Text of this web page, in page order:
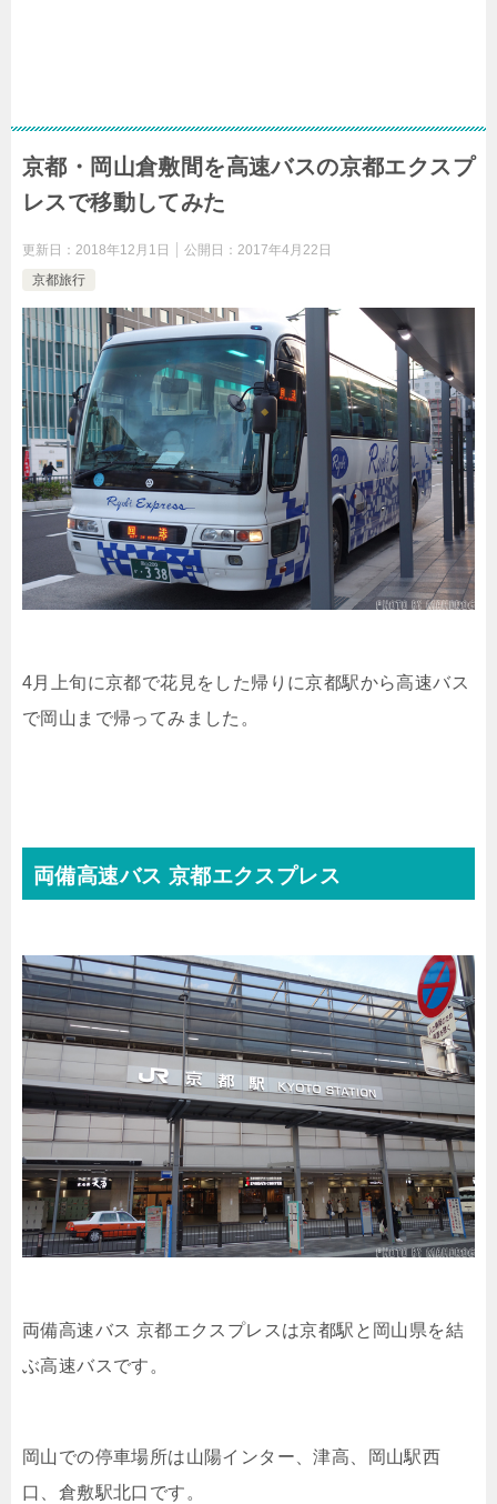
京都・岡山倉敷間を高速バスの京都エクスプ
レスで移動してみた
更新日： 2018年12月1日 公開日： 2017年4月22日
京都旅行
4月上旬に京都で花見をした帰りに京都駅から高速バス
で岡山まで帰ってみました。
両備高速バス 京都エクスプレス
両備高速バス 京都エクスプレスは京都駅と岡山県を結
ぶ高速バスです。
岡山での停車場所は山陽インター、津高、岡山駅西
口、倉敷駅北口です。